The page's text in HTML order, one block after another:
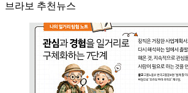
브라보 추천뉴스